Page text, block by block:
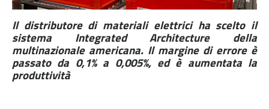
Il distributore di materiali elettrici ha scelto il
sistema Integrated Architecture della
multinazionale americana. Il margine di errore è
passato da 0,1% a 0,005%, ed è aumentata la
produttività